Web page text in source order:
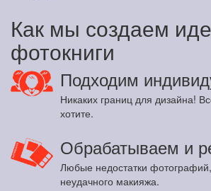
Как мы создаем
фотокниги
Подходим
Никаких границ для дизайна!
хотите.
Обрабатываем и
Любые недостатки
неудачного макияжа.